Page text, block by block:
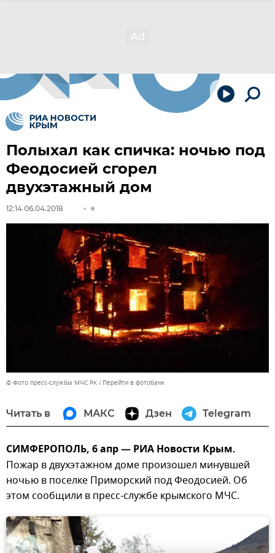
Полыхал как спичка: ночью под
Феодосией сгорел
двухэтажный дом
12:14 06.04.2018
© Фото пресс-службы МЧС РК Перейти в фотобанк
Читать в МАКС Дзен Telegram
СИМФЕРОПОЛЬ, 6 апр — РИА Новости Крым.
Пожар в двухэтажном доме произошел минувшей
ночью в поселке Приморский под Феодосией. Об
этом сообщили в пресс-службе крымского МЧС.